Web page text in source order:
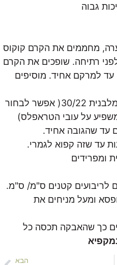
מחממים את הקרם קוקוס
רתיחה. שופכים את הקרם
עד למרקם אחיד. מוסיפים
מניחים נילון נצמד על תבנית מלבנית 30/22( אפשר לבחור
על עובי הטראפלס)
עד שהגובה אחיד.
עד שזה קפוא לגמרי.
ומפרידים
לריבועים קטנים ס"מ/ ס"מ.
ומעל מניחים את
כך שהאבקה תכסה כל
הבא